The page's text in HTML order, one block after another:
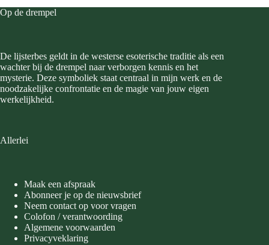
Op de drempel
De lijsterbes geldt in de westerse esoterische traditie als een
wachter bij de drempel naar verborgen kennis en het
mysterie. Deze symboliek staat centraal in mijn werk en de
noodzakelijke confrontatie en de magie van jouw eigen
werkelijkheid.
Allerlei
Maak een afspraak
Abonneer je op de nieuwsbrief
Neem contact op voor vragen
Colofon / verantwoording
Algemene voorwaarden
Privacyveklaring